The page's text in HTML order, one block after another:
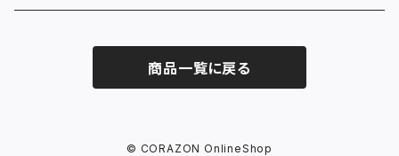
商品一覧に戻る
© CORAZON OnlineShop